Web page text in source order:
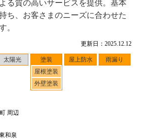
更新日：2025.12.12
太陽光
塗装
屋根塗装
外壁塗装
屋上防水 雨漏り
周辺
和泉
る質の高いサービスを提供。基本
ち、お客さまのニーズに合わせた
。